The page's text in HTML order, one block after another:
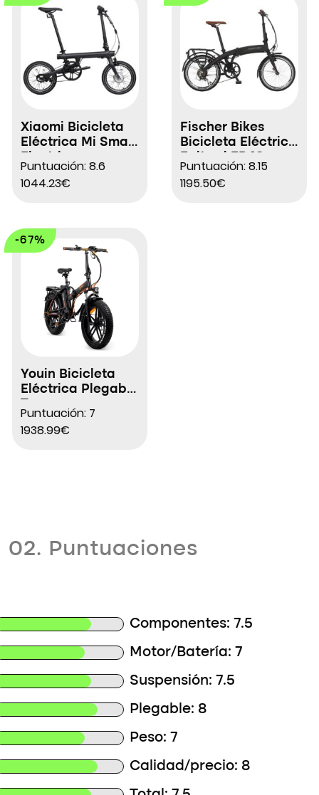
Xiaomi Bicicleta
Eléctrica Mi Smart
Puntuación: 8.6
1044.23€
Fischer Bikes
Bicicleta Eléctrica
Puntuación: 8.15
1195.50€
-67%
Youin Bicicleta
Eléctrica Plegable
Puntuación: 7
1938.99€
02. Puntuaciones
Componentes: 7.5
Motor/Batería: 7
Suspensión: 7.5
Plegable: 8
Peso: 7
Calidad/precio: 8